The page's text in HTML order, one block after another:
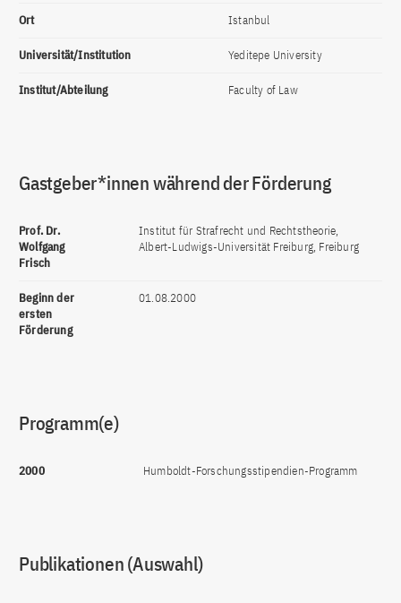
Ort Istanbul
Universität/Institution Yeditepe University
Institut/Abteilung Faculty of Law
Gastgeber*innen während der Förderung
Prof. Dr.
Wolfgang
Frisch
Institut für Strafrecht und Rechtstheorie,
Albert-Ludwigs-Universität Freiburg, Freiburg
Beginn der
ersten
Förderung
01.08.2000
Programm(e)
2000 Humboldt-Forschungsstipendien-Programm
Publikationen (Auswahl)